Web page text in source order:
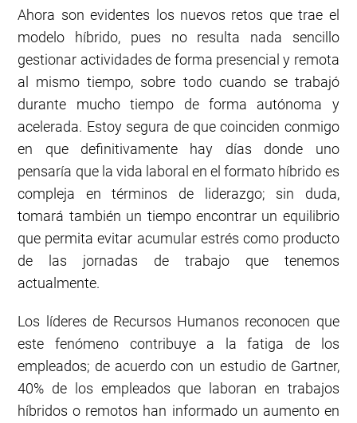
Ahora son evidentes los nuevos retos que trae el
modelo híbrido, pues no resulta nada sencillo
gestionar actividades de forma presencial y remota
al mismo tiempo, sobre todo cuando se trabajó
durante mucho tiempo de forma autónoma y
acelerada. Estoy segura de que coinciden conmigo
en que definitivamente hay días donde uno
pensaría que la vida laboral en el formato híbrido es
compleja en términos de liderazgo; sin duda,
tomará también un tiempo encontrar un equilibrio
que permita evitar acumular estrés como producto
de las jornadas de trabajo que tenemos
actualmente.
Los líderes de Recursos Humanos reconocen que
este fenómeno contribuye a la fatiga de los
empleados; de acuerdo con un estudio de Gartner,
40% de los empleados que laboran en trabajos
híbridos o remotos han informado un aumento en